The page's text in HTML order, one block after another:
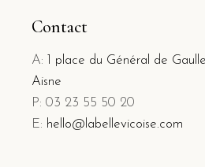
Contact
A:
1 place du Général de
Aisne
P: 03 23 55 50 20
E: hello@labellevicoise.com